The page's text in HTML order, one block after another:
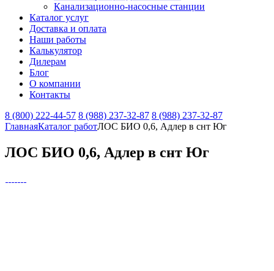
Канализационно-насосные станции
Каталог услуг
Доставка и оплата
Наши работы
Калькулятор
Дилерам
Блог
О компании
Контакты
8 (800) 222-44-57 8 (988) 237-32-87 8 (988) 237-32-87
ГлавнаяКаталог работЛОС БИО 0,6, Адлер в снт Юг
ЛОС БИО 0,6, Адлер в снт Юг